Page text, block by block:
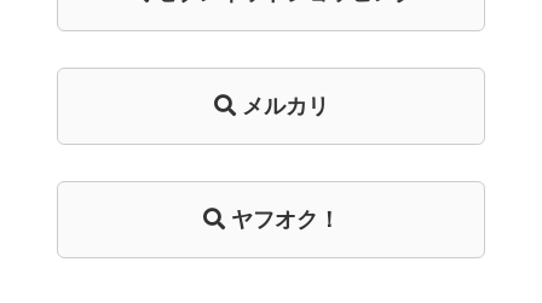
メルカリ
ヤフオク！